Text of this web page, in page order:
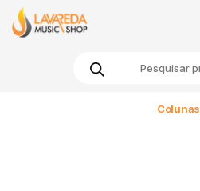
content
Colunas